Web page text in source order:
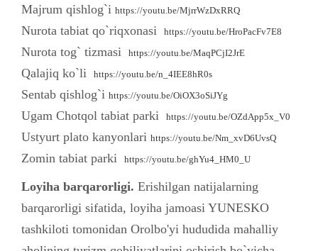
Majrum qishlog`i https://youtu.be/MjrrWzDxRRQ
Nurota tabiat qo`riqxonasi https://youtu.be/HroPacFv7E8
Nurota tog` tizmasi https://youtu.be/MaqPCjI2JrE
Qalajiq ko`li https://youtu.be/n_4IEE8hR0s
Sentab qishlog`i https://youtu.be/OiOX3oSiJYg
Ugam Chotqol tabiat parki https://youtu.be/OZdApp5x_V0
Ustyurt plato kanyonlari https://youtu.be/Nm_xvD6UvsQ
Zomin tabiat parki https://youtu.be/ghYu4_HM0_U
Loyiha barqarorligi. Erishilgan natijalarning
barqarorligi sifatida, loyiha jamoasi YUNESKO
tashkiloti tomonidan Orolbo'yi hududida mahalliy